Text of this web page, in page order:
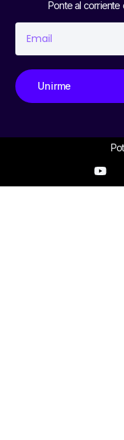
Ponte al corriente
Unirme